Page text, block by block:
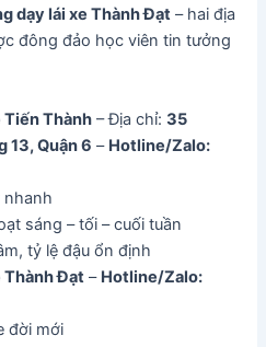
dạy lái xe Thành Đạt – hai địa
đông đảo học viên tin tưởng
Tiến Thành – Địa chỉ:35
13, Quận 6 – Hotline/Zalo:
sáng – tối – cuối tuần
tỷ lệ đậu ổn định
Thành Đạt – Hotline/Zalo:
đời mới